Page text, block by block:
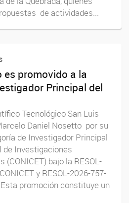
de actividades...
promovido a la
Principal del
Tecnológico San Luis
Daniel Nosetto por su
de Investigador Principal
de Investigaciones
(CONICET) bajo la RESOL-
y RESOL-2026-757-
promoción constituye un